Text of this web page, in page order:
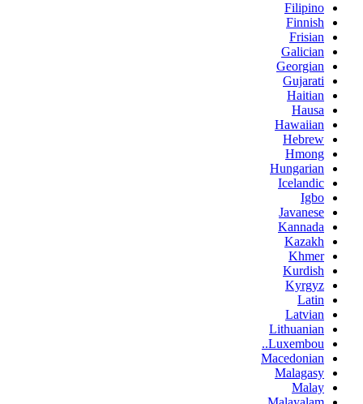
Filipino
Finnish
Frisian
Galician
Georgian
Gujarati
Haitian
Hausa
Hawaiian
Hebrew
Hmong
Hungarian
Icelandic
Igbo
Javanese
Kannada
Kazakh
Khmer
Kurdish
Kyrgyz
Latin
Latvian
Lithuanian
Luxembou..
Macedonian
Malagasy
Malay